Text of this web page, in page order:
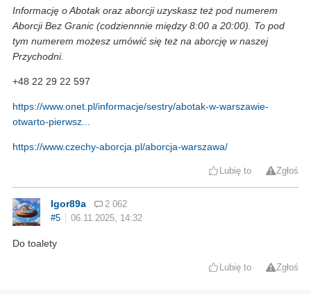
Informację o Abotak oraz aborcji uzyskasz też pod numerem
Aborcji Bez Granic (codziennnie między 8:00 a 20:00). To pod
tym numerem możesz umówić się też na aborcję w naszej
Przychodni.
+48 22 29 22 597
https://www.onet.pl/informacje/sestry/abotak-w-warszawie-
otwarto-pierwsz...
https://www.czechy-aborcja.pl/aborcja-warszawa/
Lubię to Zgłoś
Igor89a
2 062
#5
06.11.2025, 14:32
Do toalety
Lubię to Zgłoś